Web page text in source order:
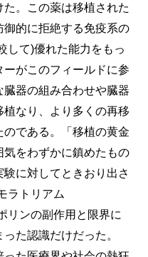
。この薬は移植された
的に拒絶する免疫系の
して)優れた能力をもっ
がこのフィールドに参
器の組み合わせや臓器
なり、より多くの再移
である。「移植の黄金
をわずかに鎮めたもの
に対してときおり出さ
ラトリアム
リンの副作用と限界に
た認識だけだった。